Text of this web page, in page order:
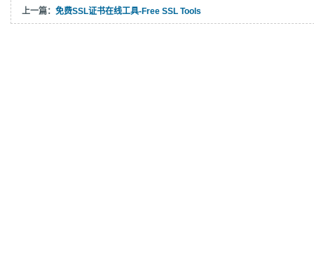
上一篇： 免费SSL证书在线工具-Free SSL Tools